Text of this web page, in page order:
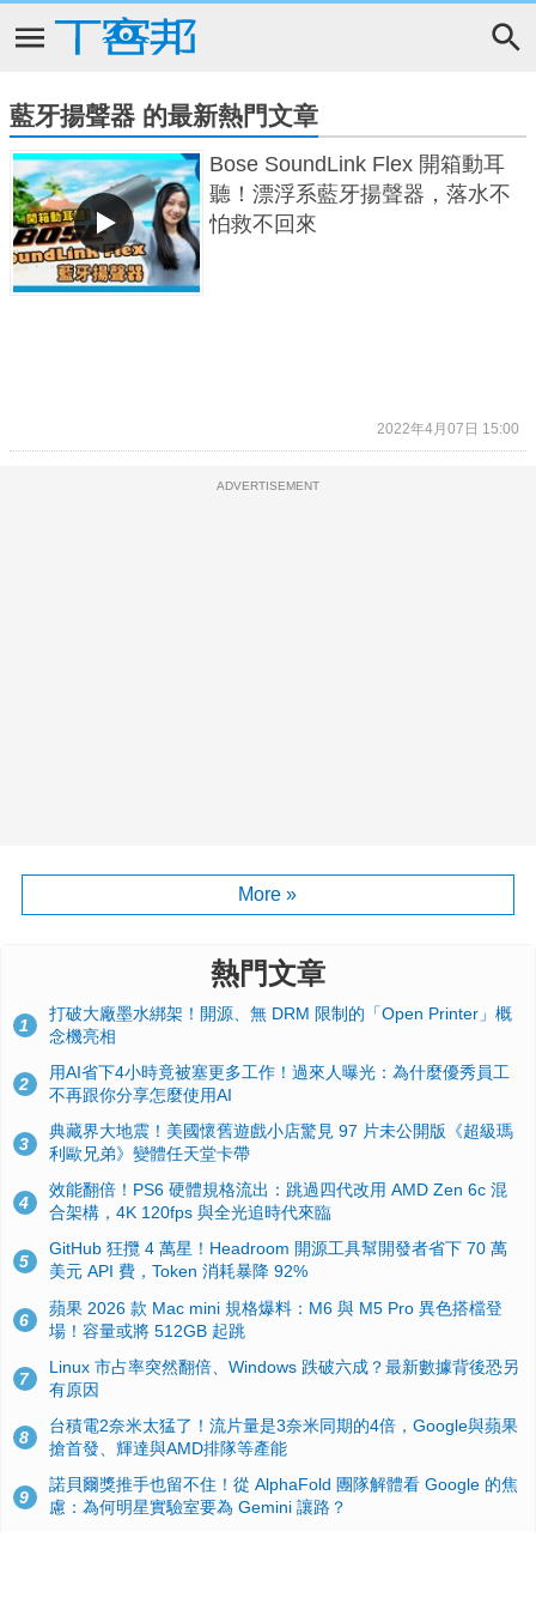
藍牙揚聲器 的最新熱門文章
Bose SoundLink Flex 開箱動耳
聽！漂浮系藍牙揚聲器，落水不
怕救不回來
2022年4月07日 15:00
ADVERTISEMENT
More »
熱門文章
1
打破大廠墨水綁架！開源、無 DRM 限制的「Open Printer」概
念機亮相
2
用AI省下4小時竟被塞更多工作！過來人曝光：為什麼優秀員工
不再跟你分享怎麼使用AI
3
典藏界大地震！美國懷舊遊戲小店驚見 97 片未公開版《超級瑪
利歐兄弟》變體任天堂卡帶
4
效能翻倍！PS6 硬體規格流出：跳過四代改用 AMD Zen 6c 混
合架構，4K 120fps 與全光追時代來臨
5
GitHub 狂攬 4 萬星！Headroom 開源工具幫開發者省下 70 萬
美元 API 費，Token 消耗暴降 92%
6
蘋果 2026 款 Mac mini 規格爆料：M6 與 M5 Pro 異色搭檔登
場！容量或將 512GB 起跳
7
Linux 市占率突然翻倍、Windows 跌破六成？最新數據背後恐另
有原因
8
台積電2奈米太猛了！流片量是3奈米同期的4倍，Google與蘋果
搶首發、輝達與AMD排隊等產能
9
諾貝爾獎推手也留不住！從 AlphaFold 團隊解體看 Google 的焦
慮：為何明星實驗室要為 Gemini 讓路？